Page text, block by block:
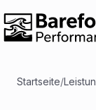
Startseite/